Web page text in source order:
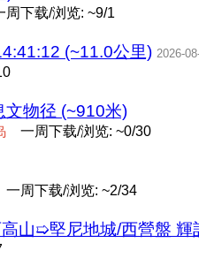
周下载/浏览: ~9/1
(~11.0公里) 2026-
文物径 (~910米)
一周下载/浏览: ~0/30
一周下载/浏览: ~2/34
山➯堅尼地城/西營盤 輝